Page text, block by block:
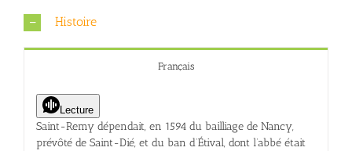
Histoire
Français
Lecture
Saint-Remy dépendait, en 1594 du bailliage de Nancy,
prévôté de Saint-Dié, et du ban d’Étival, dont l’abbé était